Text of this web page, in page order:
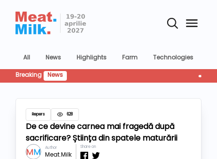
All News Highlights Farm Technologies
Breaking News
Repers 628
De ce devine carnea mai fragedă după
sacrificare? Știința din spatele maturării
Author
Meat.Milk
Share on